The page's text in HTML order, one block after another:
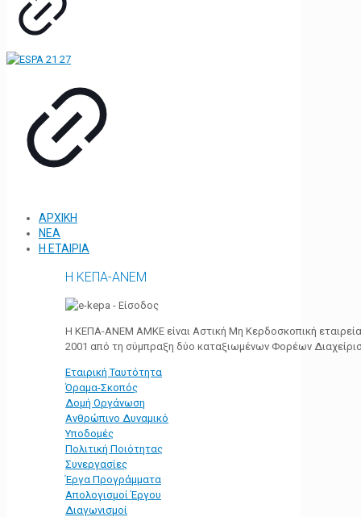
ΑΡΧΙΚΗ
ΝΕΑ
Η ΕΤΑΙΡΙΑ
Η ΚΕΠΑ-ΑΝΕΜ
Η ΚΕΠΑ-ΑΝΕΜ ΑΜΚΕ είναι Αστική Μη Κερδοσκοπική
2001 από τη σύμπραξη δύο καταξιωμένων Φορέων
Εταιρική Ταυτότητα
Όραμα-Σκοπός
Δομή Οργάνωση
Ανθρώπινο Δυναμικό
Υποδομές
Πολιτική Ποιότητας
Συνεργασίες
Έργα Προγράμματα
Απολογισμοί Έργου
Διαγωνισμοί